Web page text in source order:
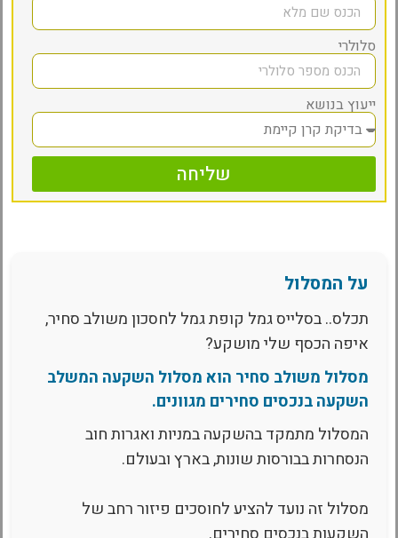
סלולרי
ייעוץ בנושא
שליחה
על המסלול
תכלס.. בסלייס גמל קופת גמל לחסכון משולב סחיר,
איפה הכסף שלי מושקע?
מסלול משולב סחיר הוא מסלול השקעה המשלב
השקעה בנכסים סחירים מגוונים.
המסלול מתמקד בהשקעה במניות ואגרות חוב
הנסחרות בבורסות שונות, בארץ ובעולם.
מסלול זה נועד להציע לחוסכים פיזור רחב של